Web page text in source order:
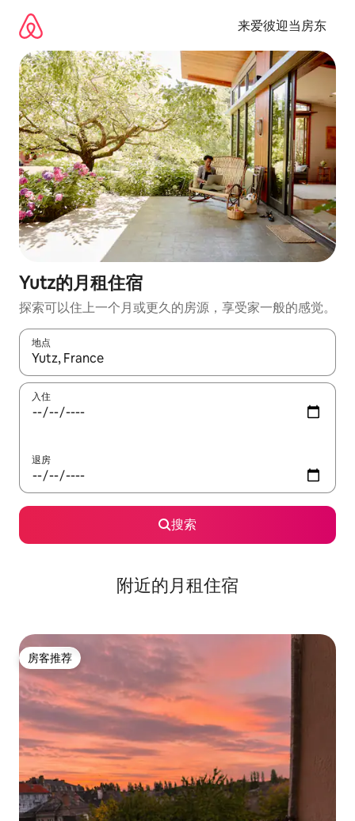
来爱彼迎当房东
Yutz的月租住宿
探索可以住上一个月或更久的房源，享受家一般的感觉。
地点
如有搜索结果，请使用上下方向键查看，或通过点击或滑动手势
入住
退房
搜索
附近的月租住宿
房客推荐
房客推荐